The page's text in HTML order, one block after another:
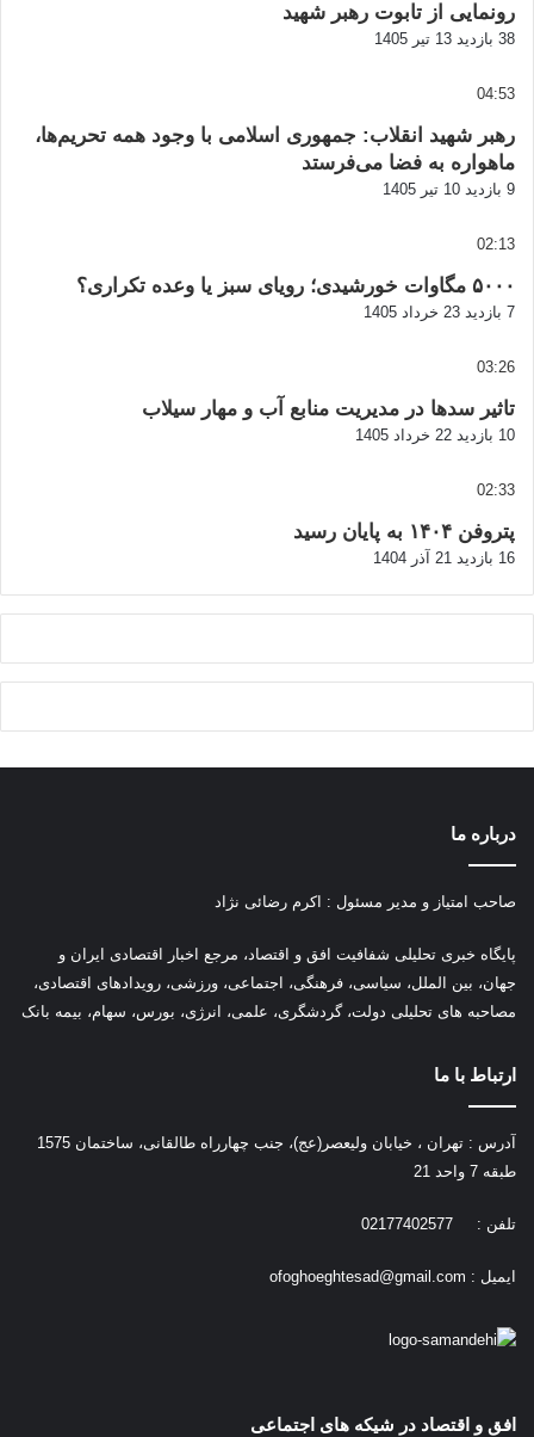
رونمایی از تابوت رهبر شهید
38 بازدید 13 تیر 1405
04:53
رهبر شهید انقلاب: جمهوری اسلامی با وجود همه تحریم‌ها،
ماهواره به فضا می‌فرستد
9 بازدید 10 تیر 1405
02:13
۵۰۰۰ مگاوات خورشیدی؛ رویای سبز یا وعده تکراری؟
7 بازدید 23 خرداد 1405
03:26
تاثیر سدها در مدیریت منابع آب و مهار سیلاب
10 بازدید 22 خرداد 1405
02:33
پتروفن ۱۴۰۴ به پایان رسید
16 بازدید 21 آذر 1404
درباره ما
صاحب امتیاز و مدیر مسئول : اکرم رضائی نژاد
پایگاه خبری تحلیلی شفافیت افق و اقتصاد، مرجع اخبار اقتصادی ایران و
جهان، بین الملل، سیاسی، فرهنگی، اجتماعی، ورزشی، رویدادهای اقتصادی،
مصاحبه های تحلیلی دولت، گردشگری، علمی، انرژی، بورس، سهام، بیمه بانک
ارتباط با ما
آدرس : تهران ، خیابان ولیعصر(عج)، جنب چهارراه طالقانی، ساختمان 1575
طبقه 7 واحد 21
تلفن : 02177402577
ایمیل : ofoghoeghtesad@gmail.com
افق و اقتصاد در شیکه های اجتماعی